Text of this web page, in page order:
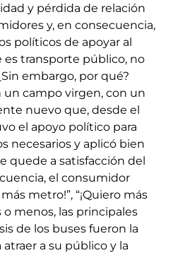
y pérdida de relación
y, en consecuencia,
políticos de apoyar al
es transporte público, no
embargo, por qué?
un campo virgen, con un
nuevo que, desde el
el apoyo político para
necesarios y aplicó bien
quede a satisfacción del
el consumidor
metro!”, “¡Quiero más
o menos, las principales
de los buses fueron la
a su público y la